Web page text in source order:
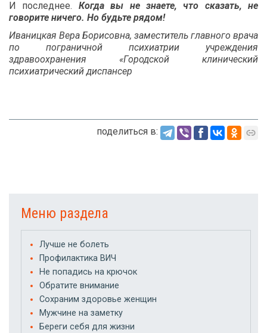
И последнее. Когда вы не знаете, что сказать, не
говорите ничего. Но будьте рядом!
Иваницкая Вера Борисовна, заместитель главного врача
по пограничной психиатрии учреждения
здравоохранения «Городской клинический
психиатрический диспансер
поделиться в:
Меню раздела
Лучше не болеть
Профилактика ВИЧ
Не попадись на крючок
Обратите внимание
Сохраним здоровье женщин
Мужчине на заметку
Береги себя для жизни